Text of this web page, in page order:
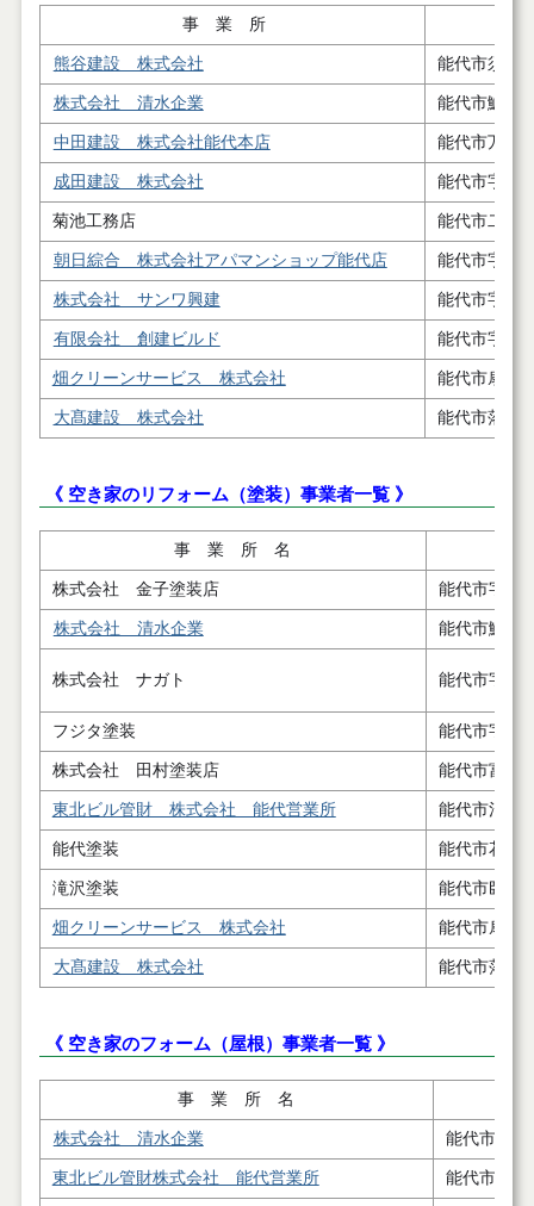
事 業 所
熊谷建設 株式会社 能代市須田
株式会社 清水企業 能代市鰄渕
中田建設 株式会社能代本店 能代市万町
成田建設 株式会社 能代市字鳥
菊池工務店 能代市二ツ
朝日綜合 株式会社アパマンショップ能代店 能代市字寿
株式会社 サンワ興建 能代市字高
有限会社 創建ビルド 能代市字養
畑クリーンサービス 株式会社 能代市扇田
大髙建設 株式会社 能代市落合
《 空き家のリフォーム（塗装）事業者一覧 》
事 業 所 名
株式会社 金子塗装店 能代市字下
株式会社 清水企業 能代市鰄渕
株式会社 ナガト 能代市字下
フジタ塗装 能代市字悪
株式会社 田村塗装店 能代市富町
東北ビル管財 株式会社 能代営業所 能代市河戸
能代塗装 能代市花園
滝沢塗装 能代市臥竜
畑クリーンサービス 株式会社 能代市扇田
大髙建設 株式会社 能代市落合
《 空き家のフォーム（屋根）事業者一覧 》
事 業 所 名
株式会社 清水企業 能代市鰄渕
東北ビル管財株式会社 能代営業所 能代市河戸